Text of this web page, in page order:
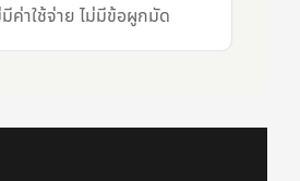
มีค่าใช้จ่าย ไม่มีข้อผูกมัด